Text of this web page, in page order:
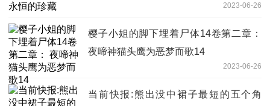
2023-06-26
樱子小姐的脚下埋着尸体14卷第二章：
夜啼神猫头鹰为恶梦而歌14
2023-06-26
当前快报:熊出没中裙子最短的五个角